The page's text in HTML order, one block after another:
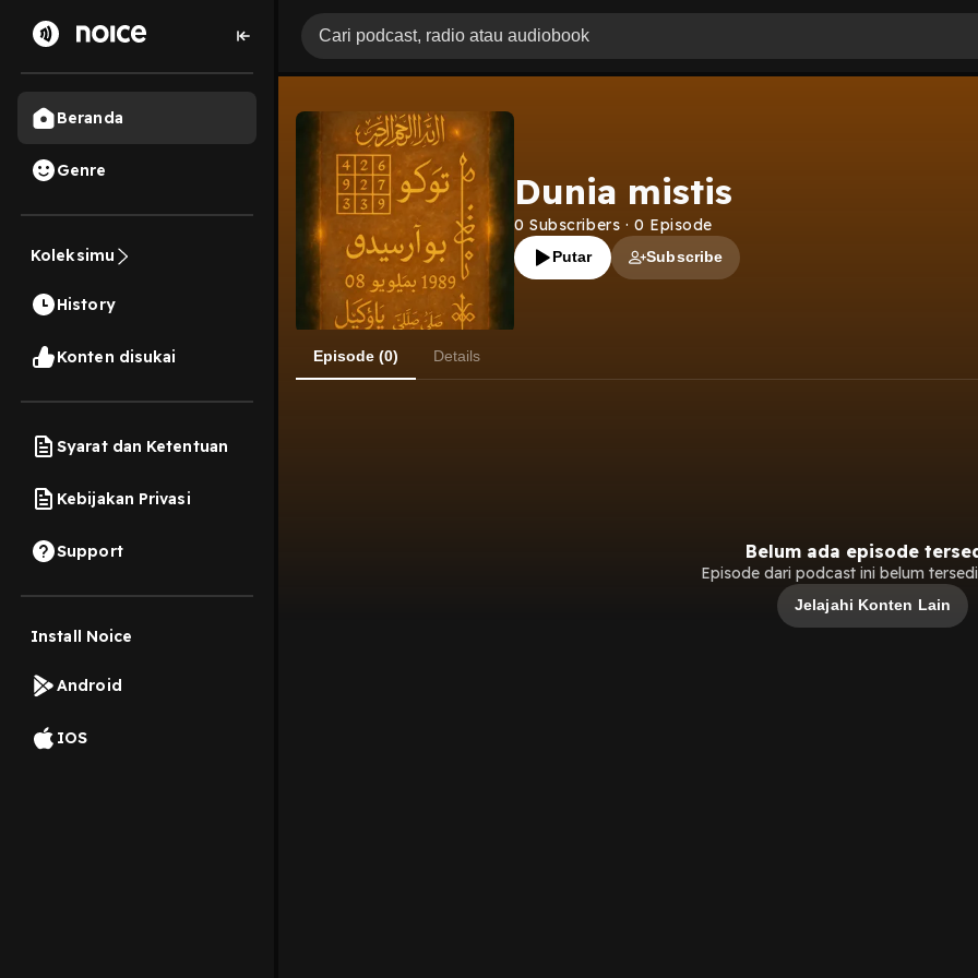
Beranda
Genre
Koleksimu
History
Konten disukai
Syarat dan Ketentuan
Kebijakan Privasi
Support
Install Noice
Android
IOS
Dunia mistis
0 Subscribers · 0 Episode
Putar Subscribe
Episode (0) Details
Belum ada episode
Episode dari podcast ini belum
Jelajahi Konten Lain